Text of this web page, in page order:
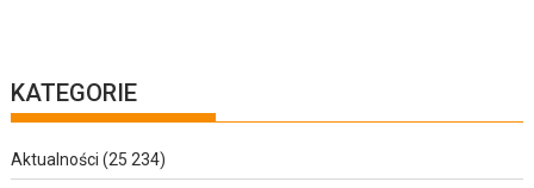
KATEGORIE
Aktualności (25 234)